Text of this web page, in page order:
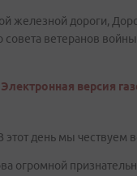
железной дороги,
ветеранов
Электронная версия
день мы чествуем
огромной